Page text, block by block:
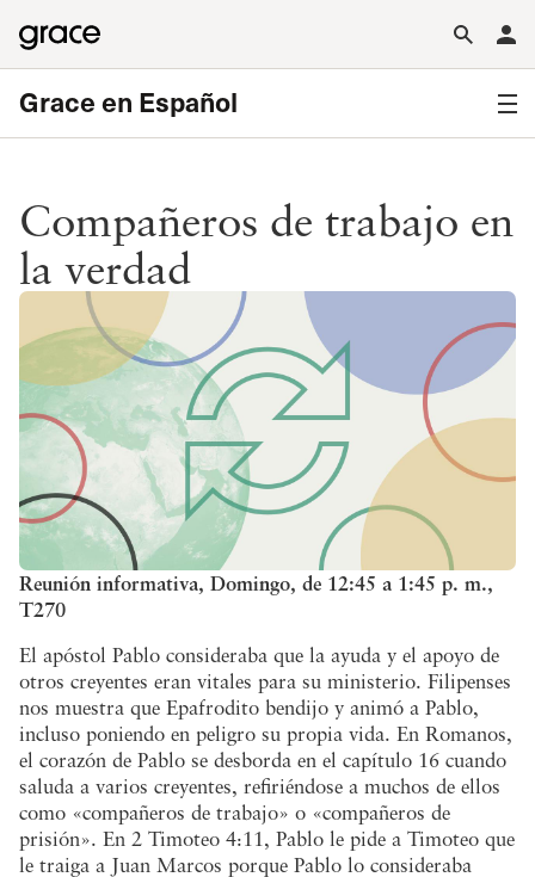
Grace en Español
Compañeros de trabajo en
la verdad
Reunión informativa, Domingo, de 12:45 a 1:45 p. m.,
T270
El apóstol Pablo consideraba que la ayuda y el apoyo de
otros creyentes eran vitales para su ministerio. Filipenses
nos muestra que Epafrodito bendijo y animó a Pablo,
incluso poniendo en peligro su propia vida. En Romanos,
el corazón de Pablo se desborda en el capítulo 16 cuando
saluda a varios creyentes, refiriéndose a muchos de ellos
como «compañeros de trabajo» o «compañeros de
prisión». En 2 Timoteo 4:11, Pablo le pide a Timoteo que
le traiga a Juan Marcos porque Pablo lo consideraba